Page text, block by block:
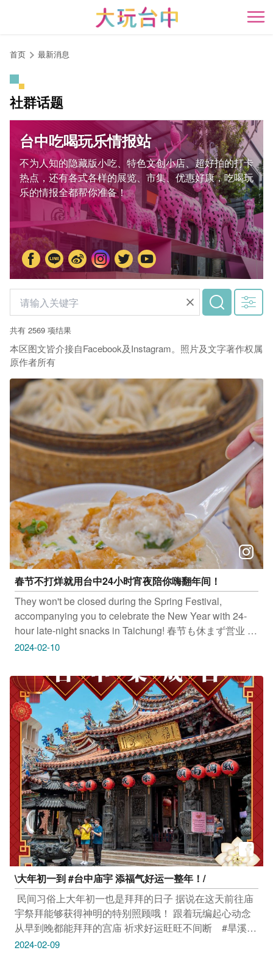
开
首页 最新消息
社群话题
台中吃喝玩乐情报站
不为人知的隐藏版小吃、特色文创小店、超好拍的打卡
热点，还有各式各样的展览、市集、优惠好康，吃喝玩
乐的情报全都帮你准备！
共有 2569 项结果
本区图文皆介接自Facebook及Instagram。照片及文字著作权属
原作者所有
春节不打烊就用台中24小时宵夜陪你嗨翻年间！
They won't be closed during the Spring Festival,
accompanying you to celebrate the New Year with 24-
hour late-night snacks in Taichung! 春节も休まず営业 台
中の24时间営业のお夜食で、あなたの新年を盛り上げ
춘절 연휴를 신나고 알차게 즐겨봐요! 韩金汤匙无人拉面
店 地址：台中市龙井区台湾大道五段3巷62弄47号 台北
内湖来来豆浆 地址：台中市西屯区文心路三段91之2号
祖传爌肉饭 地址：台中市西屯区汉口路二段233号 只要
Tag@taichungtravels 就有机会让你的美照在大玩台中
FB、IG、微博及台中观光旅游网上曝光喔！
#taichungtravels #travel #scenery #Landscape #taiwan
#taichung #discovertaichung #여행 #풍경 #観光 #旅行 #
风景 #台中 #大玩台中 #台中景点 #打卡景点 #台中风景 #
韩金汤匙无人拉面店 #台北内湖来来豆浆 #祖传爌肉饭
2024-02-10
\大年初一到 #台中庙宇 添福气好运一整年！/
​ 民间习俗上大年初一也是拜拜的日子 据说在这天前往庙
宇祭拜能够获得神明的特别照顾哦！ 跟着玩编起心动念
从早到晚都能拜拜的宫庙 祈求好运旺旺不间断 ​ ​ ​ #旱溪乐
成宫‌ ​ 大年初一、初四赠开运红包象徵新的一年财运好运
2024-02-09